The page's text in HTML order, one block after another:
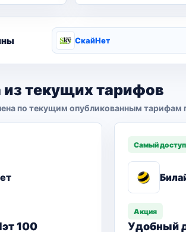
СкайНет
текущих тарифов
по текущим опубликованным тарифам
100
Самый
Акция
Удобный